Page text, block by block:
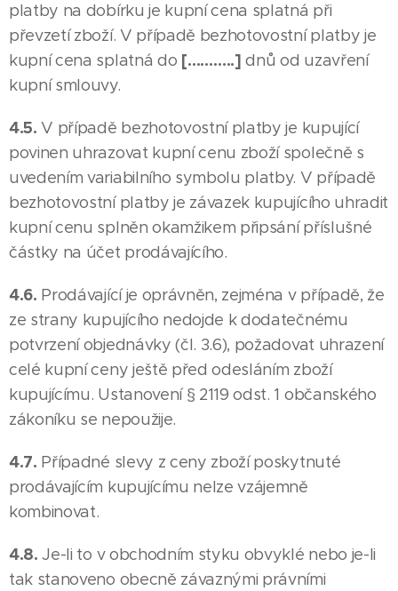
platby na dobírku je kupní cena splatná při
převzetí zboží. V případě bezhotovostní platby je
kupní cena splatná do [………..] dnů od uzavření
kupní smlouvy.
4.5.V případě bezhotovostní platby je kupující
povinen uhrazovat kupní cenu zboží společně s
uvedením variabilního symbolu platby. V případě
bezhotovostní platby je závazek kupujícího uhradit
kupní cenu splněn okamžikem připsání příslušné
částky na účet prodávajícího.
4.6. Prodávající je oprávněn, zejména v případě, že
ze strany kupujícího nedojde k dodatečnému
potvrzení objednávky (čl. 3.6), požadovat uhrazení
celé kupní ceny ještě před odesláním zboží
kupujícímu. Ustanovení § 2119 odst. 1 občanského
zákoníku se nepoužije.
4.7. Případné slevy z ceny zboží poskytnuté
prodávajícím kupujícímu nelze vzájemně
kombinovat.
4.8.Je-li to v obchodním styku obvyklé nebo je-li
tak stanoveno obecně závaznými právními